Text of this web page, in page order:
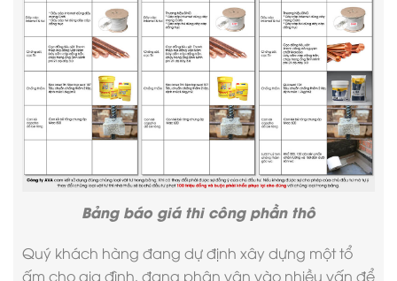
Bảng báo giá thi công phần thô
Quý khách hàng đang dự định xây dựng một tổ
ấm cho gia đình, đang phân vân vào nhiều vấn để